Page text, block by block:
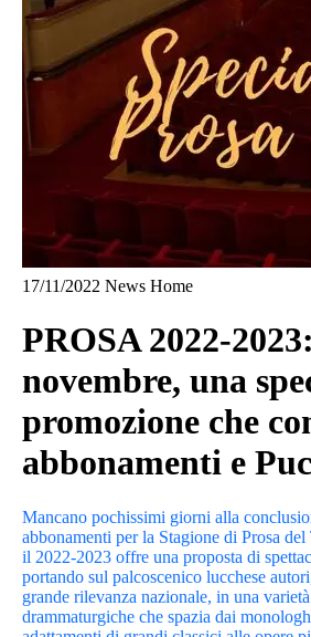
17/11/2022 News Home
PROSA 2022-
novembre, una
promozione che
abbonamenti e
Mancano pochissimi giorni alla
abbonamenti per la Stagione di Prosa
il 2022-2023 offre una proposta di
portando sul palcoscenico lucchese
grande rilevanza nazionale, in una
drammaturgiche che spazia dai